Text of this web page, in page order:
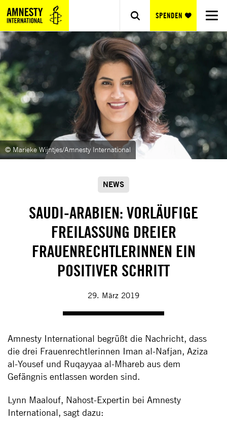
SPENDEN
© Marieke Wijntjes/Amnesty International
NEWS
SAUDI-ARABIEN: VORLÄUFIGE
FREILASSUNG DREIER
FRAUENRECHTLERINNEN EIN
POSITIVER SCHRITT
29. März 2019
Amnesty International begrüßt die Nachricht, dass
die drei Frauenrechtlerinnen Iman al-Nafjan, Aziza
al-Yousef und Ruqayyaa al-Mhareb aus dem
Gefängnis entlassen worden sind.
Lynn Maalouf, Nahost-Expertin bei Amnesty
International, sagt dazu: